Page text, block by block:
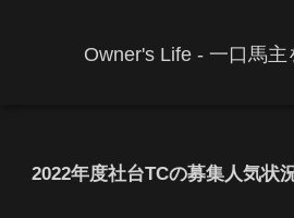
Owner's Life - 一口馬主
2022年度社台TCの募集人気状